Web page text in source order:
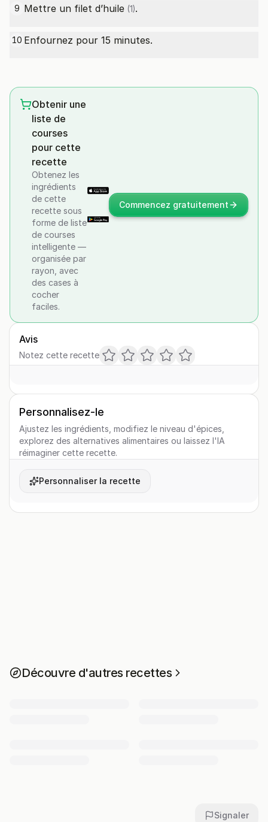
9 Mettre un filet d’huile (1).
10 Enfournez pour 15 minutes.
Obtenir une
liste de
courses
pour cette
recette
Obtenez les
ingrédients
de cette
recette sous
forme de liste
de courses
intelligente —
organisée par
rayon, avec
des cases à
cocher
faciles.
Commencez gratuitement
Avis
Notez cette recette
Personnalisez-le
Ajustez les ingrédients, modifiez le niveau d'épices,
explorez des alternatives alimentaires ou laissez l'IA
réimaginer cette recette.
Personnaliser la recette
Découvre d'autres recettes
Signaler